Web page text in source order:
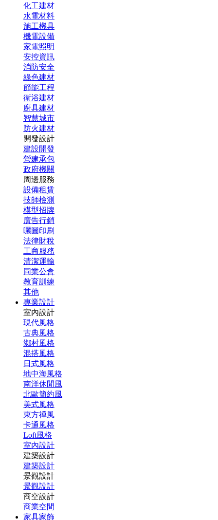
化工建材
水電材料
施工機具
機電設備
家電照明
安控資訊
消防安全
綠色建材
節能工程
衛浴建材
廚具建材
智慧城市
防火建材
開發設計
建設開發
營建承包
政府機關
周邊服務
設備租賃
技師檢測
模型招牌
廣告行銷
曬圖印刷
法律財稅
工商服務
清潔運輸
同業公會
教育訓練
其他
專業設計
室內設計
現代風格
古典風格
鄉村風格
混搭風格
日式風格
地中海風格
南洋休閒風
北歐簡約風
美式風格
東方禪風
卡通風格
Loft風格
室內設計
建築設計
建築設計
景觀設計
景觀設計
商空設計
商業空間
家具家飾